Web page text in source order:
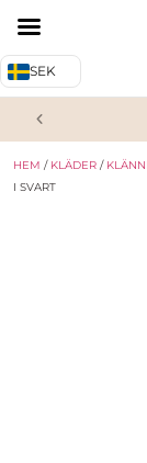
SEK
HEM / KLÄDER /
I SVART
Alla
Om oss